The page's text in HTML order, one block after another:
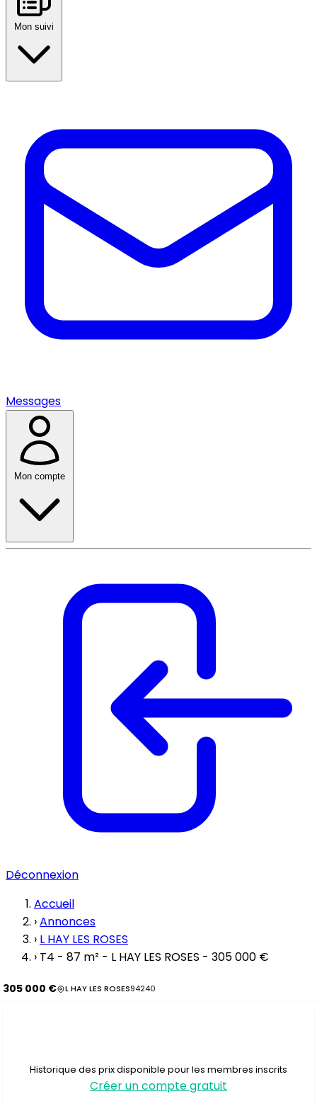
Mon suivi
Messages
Mon compte
Déconnexion
Accueil
›Annonces
› L HAY LES ROSES
› T4 - 87 m² - L HAY LES ROSES - 305 000 €
305 000 € L HAY LES ROSES94240
Historique des prix disponible pour les membres inscrits
Créer un compte gratuit